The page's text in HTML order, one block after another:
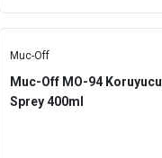
Muc-Off
Muc-Off MO-94 Koruyucu
Sprey 400ml